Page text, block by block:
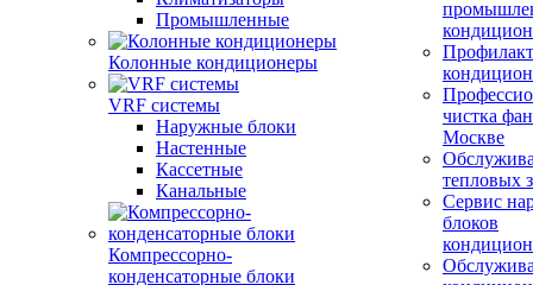
Промышленные
Колонные кондиционеры
VRF системы
Наружные блоки
Настенные
Кассетные
Канальные
Компрессорно-
конденсаторные блоки
чистка
Москве
тепловых
Сервис
блоков